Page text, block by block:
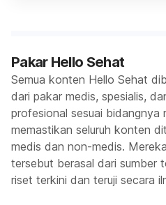
Pakar Hello Sehat
Semua konten Hello Sehat
dari pakar medis, spesialis,
profesional sesuai bidangnya
memastikan seluruh konten
medis dan non-medis.
tersebut berasal dari sumber
riset terkini dan teruji secara